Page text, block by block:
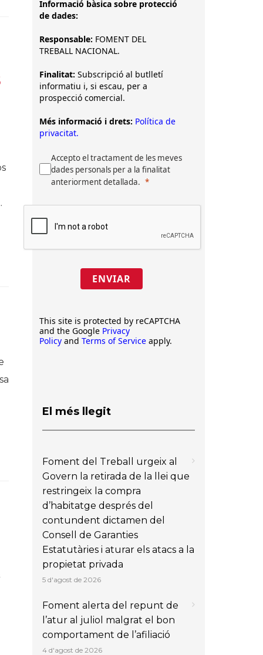
Informació bàsica sobre protecció
de dades:
Responsable: FOMENT DEL
TREBALL NACIONAL.
Finalitat: Subscripció al butlletí
informatiu i, si escau, per a
prospecció comercial.
Més informació i drets: Política de
privacitat.
Accepto el tractament de les meves
dades personals per a la finalitat
anteriorment detallada.
ENVIAR
This site is protected by reCAPTCHA
and the Google Privacy
Policy and Terms of Service apply.
El més llegit
Foment del Treball urgeix al
Govern la retirada de la llei que
restringeix la compra
d’habitatge després del
contundent dictamen del
Consell de Garanties
Estatutàries i aturar els atacs a la
propietat privada
5 d'agost de 2026
Foment alerta del repunt de
l’atur al juliol malgrat el bon
comportament de l’afiliació
4 d'agost de 2026